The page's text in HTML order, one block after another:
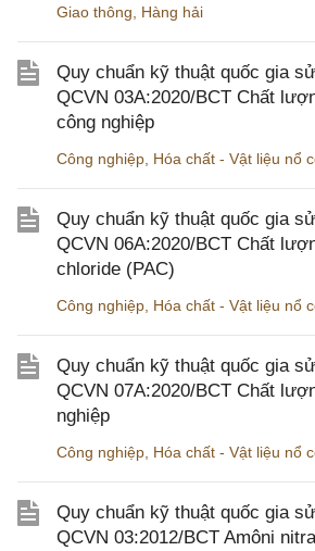
Giao thông Hàng hải
Quy chuẩn kỹ thuật quốc gia
QCVN 03A:2020/BCT Chất
công nghiệp
Công nghiệp Hóa chất - Vật liệu nổ
Quy chuẩn kỹ thuật quốc gia
QCVN 06A:2020/BCT Chất
chloride (PAC)
Công nghiệp Hóa chất - Vật liệu nổ
Quy chuẩn kỹ thuật quốc gia
QCVN 07A:2020/BCT Chất
nghiệp
Công nghiệp Hóa chất - Vật liệu nổ
Quy chuẩn kỹ thuật quốc gia
QCVN 03:2012/BCT Amôni